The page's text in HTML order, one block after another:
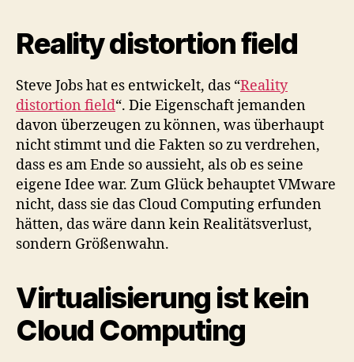
Reality distortion field
Steve Jobs hat es entwickelt, das “Reality
distortion field“. Die Eigenschaft jemanden
davon überzeugen zu können, was überhaupt
nicht stimmt und die Fakten so zu verdrehen,
dass es am Ende so aussieht, als ob es seine
eigene Idee war. Zum Glück behauptet VMware
nicht, dass sie das Cloud Computing erfunden
hätten, das wäre dann kein Realitätsverlust,
sondern Größenwahn.
Virtualisierung ist kein
Cloud Computing